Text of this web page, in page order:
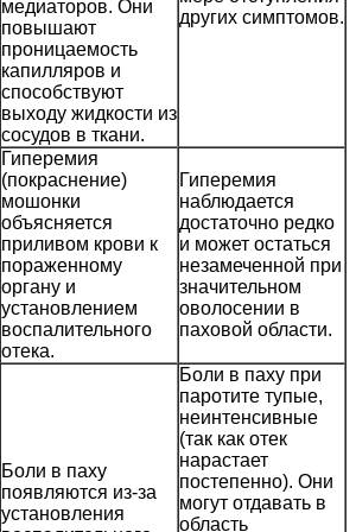
медиаторов. Они
повышают
проницаемость
капилляров и
способствуют
выходу жидкости из
сосудов в ткани.
других симптомов.
Гиперемия
(покраснение)
мошонки
объясняется
приливом крови к
пораженному
органу и
установлением
воспалительного
отека.
Гиперемия
наблюдается
достаточно редко
и может остаться
незамеченной при
значительном
оволосении в
паховой области.
Боли в паху
появляются из-за
установления
Боли в паху при
паротите тупые,
неинтенсивные
(так как отек
нарастает
постепенно). Они
могут отдавать в
область